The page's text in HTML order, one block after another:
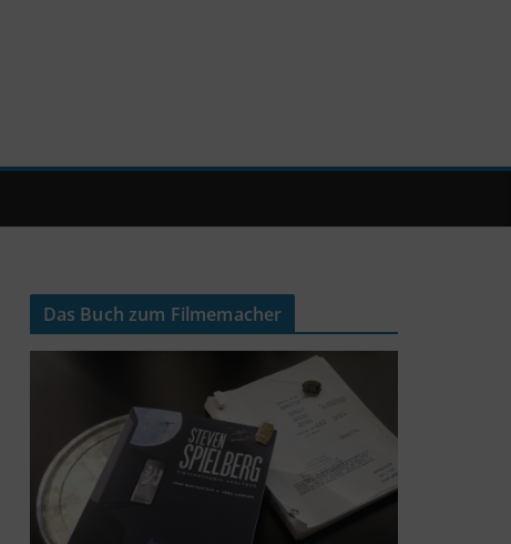
Das Buch zum Filmemacher